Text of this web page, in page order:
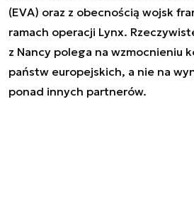
(EVA) oraz z obecnością wojsk
ramach operacji Lynx.
z Nancy polega na wzmocnieniu
państw europejskich, a nie na
ponad innych partnerów.